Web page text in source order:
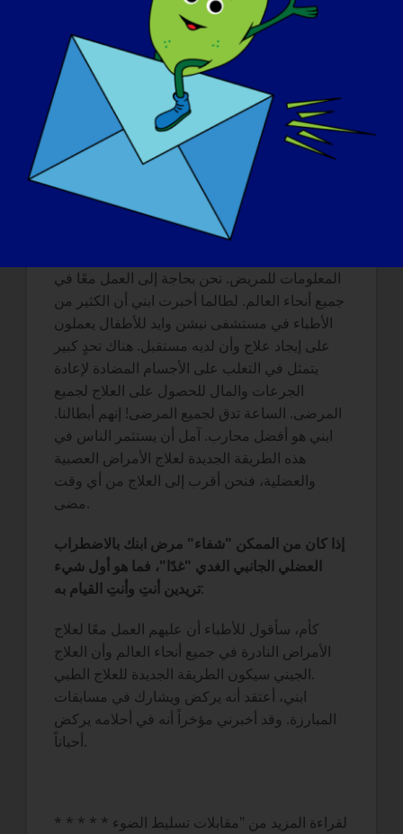
الأثناء، تعلمنا أن نحتفل بكل إنجاز. تمنيت لو أنني
كنت أعرف ذلك عندما تم تشخيص طفلي! لقد
غيرتنا التجربة بطرق عديدة وجعلتنا في غاية الامتنان
والتواضع. كما أنها منحتنا أصدقاء وعائلة جديدة
ومستقبلًا وقوة للعيش.
ما الذي تريدين أن يعرفه العالم عن مرض التصلب
الجانبي الضموري المتعدد
أريد أن يعرف العالم أن هناك أمل في العلاج.
للأسف لا يزال هناك أطباء لا يخبرون أو لا يعرفون
المعلومات للمريض. نحن بحاجة إلى العمل معًا في
جميع أنحاء العالم. لطالما أخبرت ابني أن الكثير من
الأطباء في مستشفى نيشن وايد للأطفال يعملون
على إيجاد علاج وأن لديه مستقبل. هناك تحدٍ كبير
يتمثل في التغلب على الأجسام المضادة لإعادة
الجرعات والمال للحصول على العلاج لجميع
المرضى. الساعة تدق لجميع المرضى! إنهم أبطالنا.
ابني هو أفضل محارب. آمل أن يستثمر الناس في
هذه الطريقة الجديدة لعلاج الأمراض العصبية
والعضلية، فنحن أقرب إلى العلاج من أي وقت
مضى.
إذا كان من الممكن "شفاء" مرض ابنك بالاضطراب
العضلي الجانبي الغدي "غدًا"، فما هو أول شيء
تريدين أنتِ وأنتِ القيام به:
كأم، سأقول للأطباء أن عليهم العمل معًا لعلاج
الأمراض النادرة في جميع أنحاء العالم وأن العلاج
الجيني سيكون الطريقة الجديدة للعلاج الطبي.
ابني، أعتقد أنه يركض ويشارك في مسابقات
المبارزة. وقد أخبرني مؤخراً أنه في أحلامه يركض
أحياناً.
* * * * * لقراءة المزيد من "مقابلات تسليط الضوء